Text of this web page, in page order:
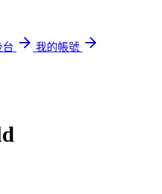
台
我的帳號